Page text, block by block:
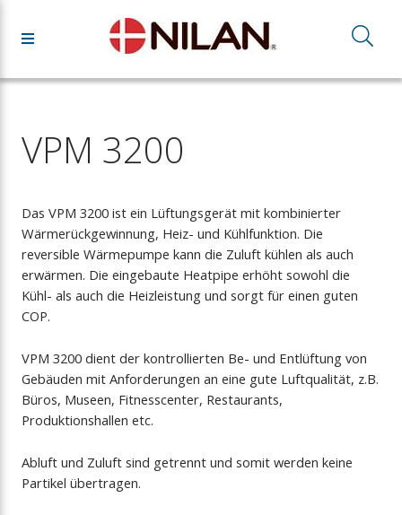
VPM 3200
Das VPM 3200 ist ein Lüftungsgerät mit kombinierter
Wärmerückgewinnung, Heiz- und Kühlfunktion. Die
reversible Wärmepumpe kann die Zuluft kühlen als auch
erwärmen. Die eingebaute Heatpipe erhöht sowohl die
Kühl- als auch die Heizleistung und sorgt für einen guten
COP.
VPM 3200 dient der kontrollierten Be- und Entlüftung von
Gebäuden mit Anforderungen an eine gute Luftqualität, z.B.
Büros, Museen, Fitnesscenter, Restaurants,
Produktionshallen etc.
Abluft und Zuluft sind getrennt und somit werden keine
Partikel übertragen.